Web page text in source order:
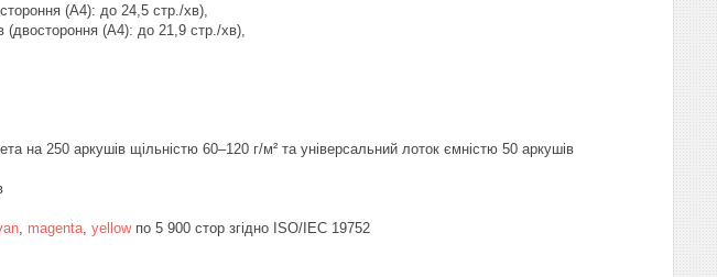
(A4): до 24,5 стр./хв),
(двостороння (A4): до 21,9 стр./хв),
на 250 аркушів щільністю 60–120 г/м² та універсальний лоток ємністю 50 аркушів
magenta yellowпо 5 900 стор згідно ISO/IEC 19752